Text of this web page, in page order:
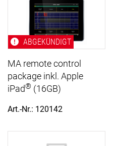
ABGEKÜNDIGT
MA remote control
package inkl. Apple
iPad® (16GB)
Art.-Nr.: 120142